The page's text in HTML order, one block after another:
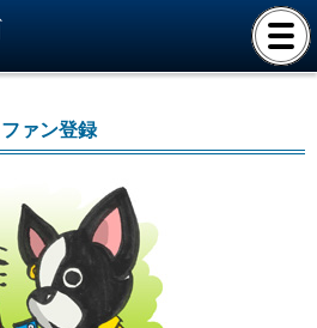
ファン登録